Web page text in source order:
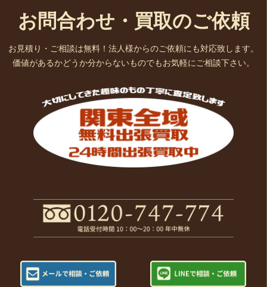
お問合わせ・買取のご依頼
お見積り・ご相談は無料！法人様からのご依頼にも対応致します。
価値があるかどうか分からないものでもお気軽にご相談下さい。